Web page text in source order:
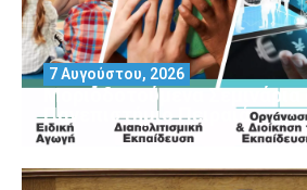
Μοριοδοτούμενα
Πανεπιστήμιο Πειραιά
7 Αυγούστου, 2026